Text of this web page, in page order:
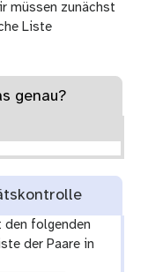
müssen zunächst
Liste
genau?
den folgenden
der Paare in